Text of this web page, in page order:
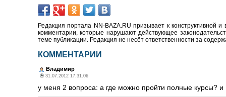
Редакция портала NN-BAZA.RU призывает к конструктивной
комментарии, которые нарушают действующее
теме публикации. Редакция не несёт ответственности за
КОММЕНТАРИИ
Владимир
31.07.2012 17.31.06
у меня 2 вопроса: а где можно пройти полные курсы? и